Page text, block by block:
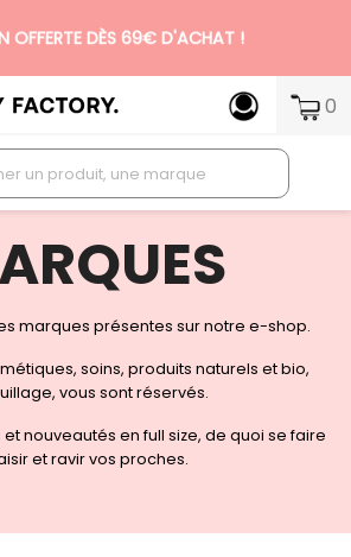
OFFERTE DÈS 69€ D'ACHAT !
PREMIUM SANS ENGAGEMENT 0
marques présentes sur notre e-shop.
soins, produits naturels et bio,
vous sont réservés.
nouveautés en full size, de quoi se faire
et ravir vos proches.